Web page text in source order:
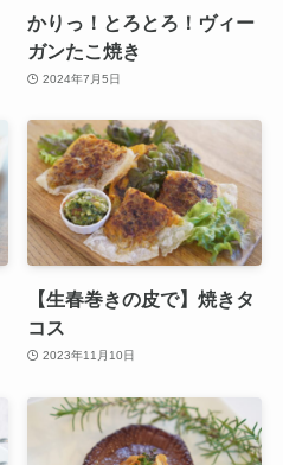
かりっ！とろとろ！ヴィー
ガンたこ焼き
2024年7月5日
【生春巻きの皮で】焼きタ
コス
2023年11月10日